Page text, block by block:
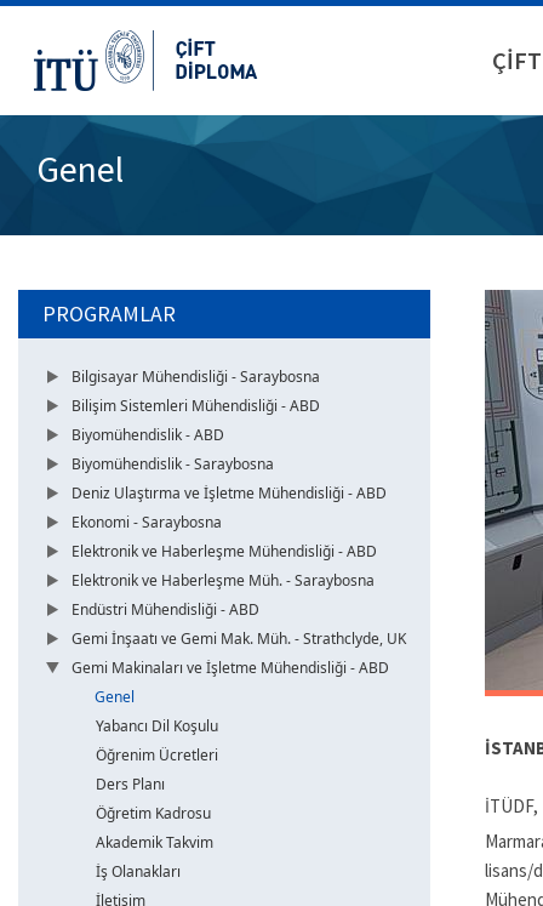
Genel
PROGRAMLAR
Bilgisayar Mühendisliği - Saraybosna
Bilişim Sistemleri Mühendisliği - ABD
Biyomühendislik - ABD
Biyomühendislik - Saraybosna
Deniz Ulaştırma ve İşletme Mühendisliği - ABD
Ekonomi - Saraybosna
Elektronik ve Haberleşme Mühendisliği - ABD
Elektronik ve Haberleşme Müh. - Saraybosna
Endüstri Mühendisliği - ABD
Gemi İnşaatı ve Gemi Mak. Müh. - Strathclyde, UK
Gemi Makinaları ve İşletme Mühendisliği - ABD
Genel
Yabancı Dil Koşulu
Öğrenim Ücretleri
Ders Planı
Öğretim Kadrosu
Akademik Takvim
İş Olanakları
İletişim
lisans/